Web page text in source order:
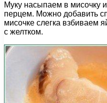
Муку насыпаем в мисочку
перцем. Можно добавить
мисочке слегка взбиваем
с желтком.